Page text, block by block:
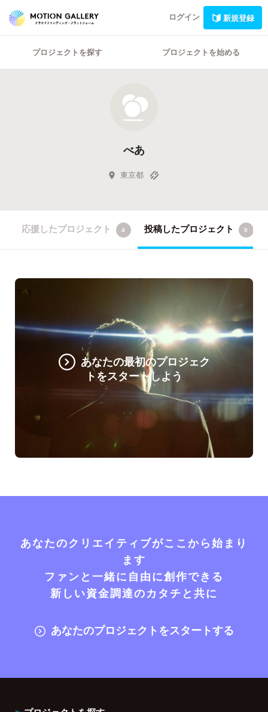
ログイン 新規登録
プロジェクトを探す プロジェクトを始める
べあ
東京都
応援したプロジェクト 4 投稿したプロジェクト 0
あなたの最初のプロジェク
トをスタートしよう
あなたのクリエイティブがここから始まり
ます
ファンと一緒に自由に創作できる
新しい資金調達のカタチと共に
あなたのプロジェクトをスタートする